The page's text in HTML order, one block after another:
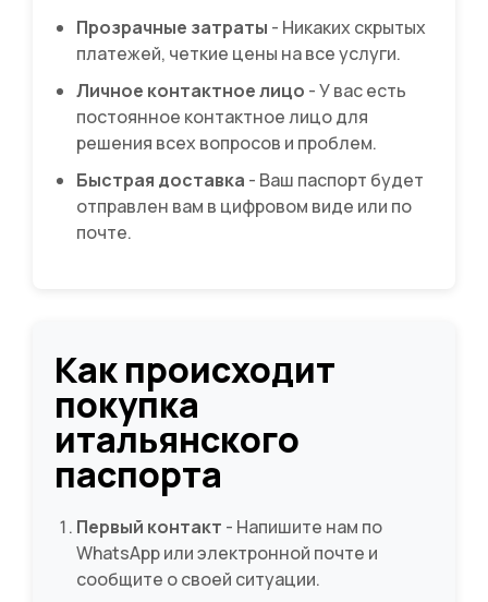
Прозрачные затраты - Никаких скрытых
платежей, четкие цены на все услуги.
Личное контактное лицо - У вас есть
постоянное контактное лицо для
решения всех вопросов и проблем.
Быстрая доставка - Ваш паспорт будет
отправлен вам в цифровом виде или по
почте.
Как происходит
покупка
итальянского
паспорта
Первый контакт - Напишите нам по
WhatsApp или электронной почте и
сообщите о своей ситуации.